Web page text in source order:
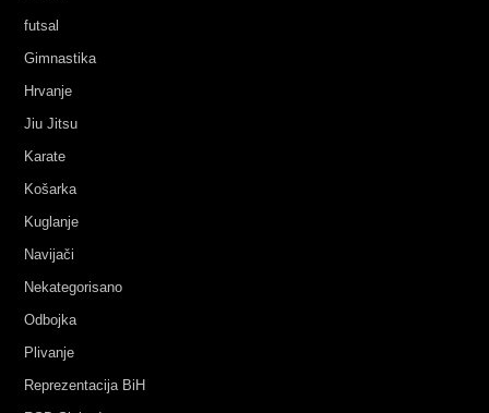
futsal
Gimnastika
Hrvanje
Jiu Jitsu
Karate
Košarka
Kuglanje
Navijači
Nekategorisano
Odbojka
Plivanje
Reprezentacija BiH